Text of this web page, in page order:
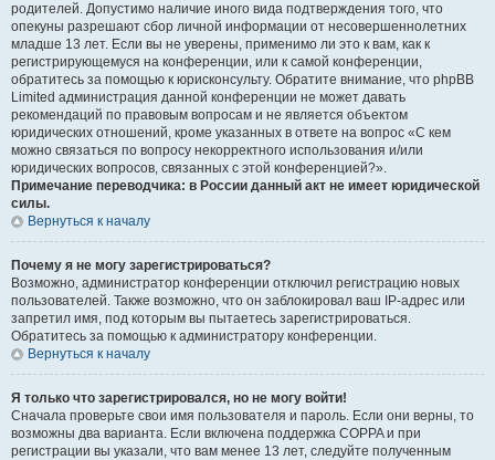
родителей. Допустимо наличие иного вида подтверждения того, что
опекуны разрешают сбор личной информации от несовершеннолетних
младше 13 лет. Если вы не уверены, применимо ли это к вам, как к
регистрирующемуся на конференции, или к самой конференции,
обратитесь за помощью к юрисконсульту. Обратите внимание, что phpBB
Limited администрация данной конференции не может давать
рекомендаций по правовым вопросам и не является объектом
юридических отношений, кроме указанных в ответе на вопрос «С кем
можно связаться по вопросу некорректного использования и/или
юридических вопросов, связанных с этой конференцией?».
Примечание переводчика: в России данный акт не имеет юридической
силы.
Вернуться к началу
Почему я не могу зарегистрироваться?
Возможно, администратор конференции отключил регистрацию новых
пользователей. Также возможно, что он заблокировал ваш IP-адрес или
запретил имя, под которым вы пытаетесь зарегистрироваться.
Обратитесь за помощью к администратору конференции.
Вернуться к началу
Я только что зарегистрировался, но не могу войти!
Сначала проверьте свои имя пользователя и пароль. Если они верны, то
возможны два варианта. Если включена поддержка COPPA и при
регистрации вы указали, что вам менее 13 лет, следуйте полученным